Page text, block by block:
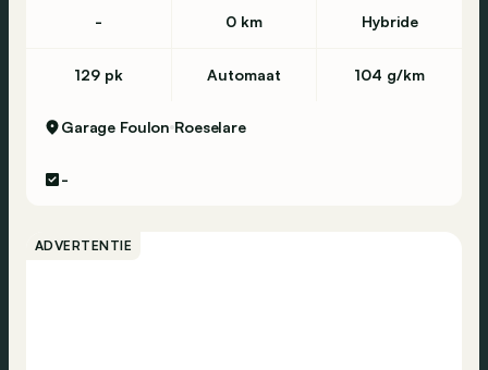
- 0 km Hybride
129 pk Automaat 104 g/km
Garage Foulon Roeselare
-
ADVERTENTIE